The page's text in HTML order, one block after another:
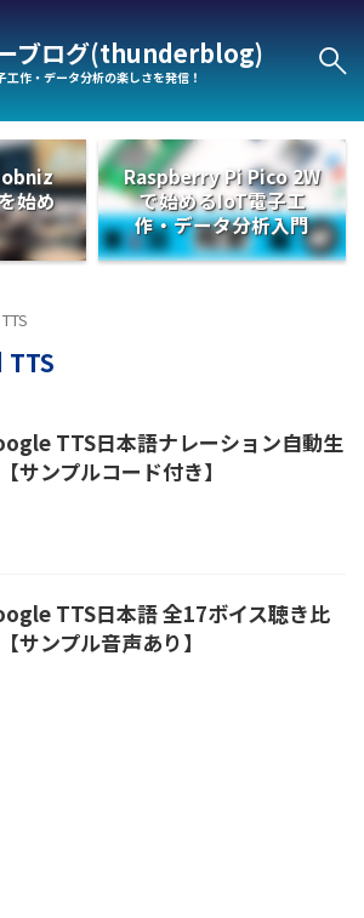
ブログ(thunderblog)
工作・データ分析の楽しさを発信！
obniz
始め
Raspberry Pi Pico 2W
で始めるIoT電子工
作・データ分析入門
TTS日本語ナレーション自動生
サンプルコード付き】
TTS日本語 全17ボイス聴き比
サンプル音声あり】